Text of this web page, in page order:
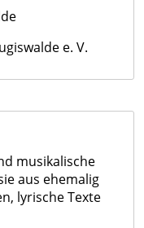
e. V.
musikalische
aus ehemalig
lyrische Texte